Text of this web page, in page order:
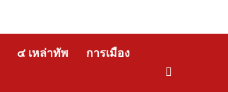
๔ เหล่าทัพ การเมือง